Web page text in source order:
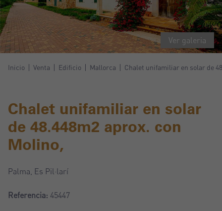
Ver galeria
Inicio Venta Edificio Mallorca Chalet unifamiliar en solar de
Chalet unifamiliar en solar
de 48.448m2 aprox. con
Molino,
Palma, Es Pil·larí
Referencia: 45447